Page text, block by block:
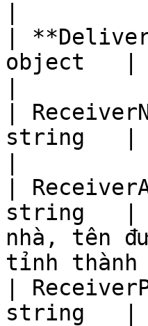
|
object   |
|
string   |
|
string   |
nhà, tên
tỉnh thành
|
string   |